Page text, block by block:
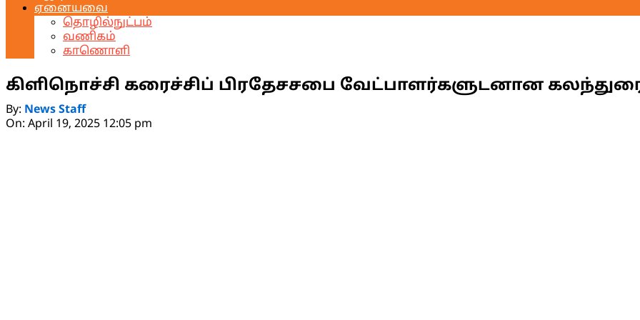
ஏனையவை
தொழில்நுட்பம்
வணிகம்
காணொளி
கிளிநொச்சி கரைச்சிப் பிரதேசசபை வேட்பாளர்களுடனான
By: News Staff
On: April 19, 2025 12:05 pm